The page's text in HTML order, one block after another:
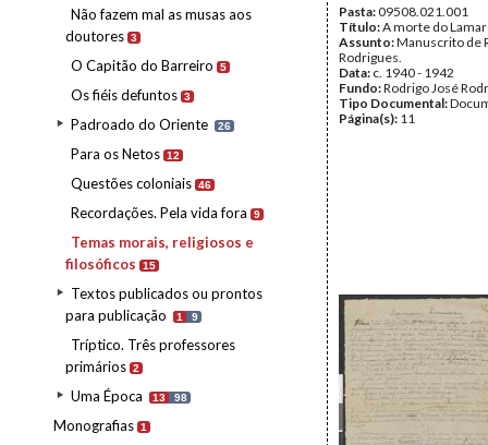
Não fazem mal as musas aos
doutores 3
O Capitão do Barreiro 5
Os fiéis defuntos 3
Padroado do Oriente 26
Para os Netos 12
Questões coloniais 46
Recordações. Pela vida fora 9
Temas morais, religiosos e
filosóficos
15
Textos publicados ou prontos
para publicação
1 9
Tríptico. Três professores
primários 2
Uma Época 13 98
Monografias 1
Pasta:09508.021.001
Título:A morte do
Assunto:Manuscrito de
Rodrigues.
Data: c. 1940 - 1942
Fundo:Rodrigo José
Tipo Documental:
Página(s): 11